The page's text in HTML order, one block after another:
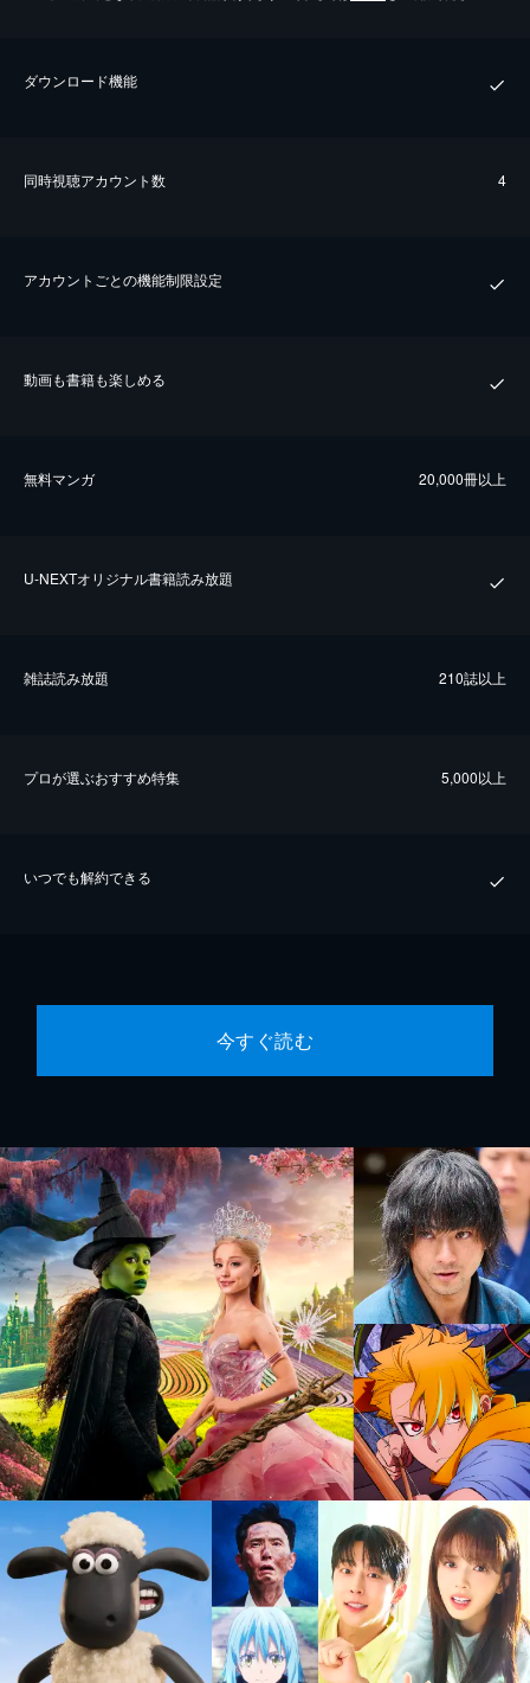
ダウンロード機能
同時視聴アカウント数 4
アカウントごとの機能制限設定
動画も書籍も楽しめる
無料マンガ 20,000冊以上
U-NEXTオリジナル書籍読み放題
雑誌読み放題 210誌以上
プロが選ぶおすすめ特集 5,000以上
いつでも解約できる
今すぐ読む